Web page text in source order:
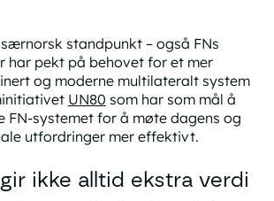
standpunkt – også FNs
har pekt på behovet for et mer
og moderne multilateralt system
UN80 som har som mål å
FN-systemet for å møte dagens og
utfordringer mer effektivt.
ikke alltid ekstra verdi